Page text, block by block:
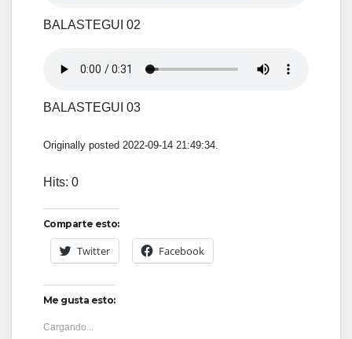
BALASTEGUI 02
BALASTEGUI 03
Originally posted 2022-09-14 21:49:34.
Hits: 0
Comparte esto:
Twitter Facebook
Me gusta esto:
Cargando...